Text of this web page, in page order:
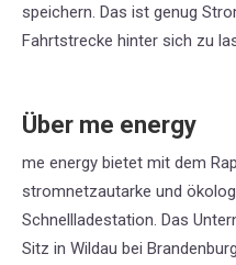
speichern. Das ist genug
Fahrtstrecke hinter sich zu
Über me energy
me energy bietet mit dem
stromnetzautarke und
Schnellladestation. Das
Sitz in Wildau bei